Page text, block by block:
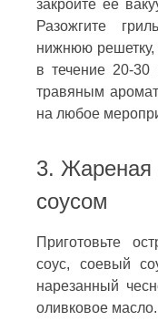
закройте ее
Разожгите
нижнюю решетку,
в течение 20-30
травяным
на любое
3. Жареная
соусом
Приготовьте
соус, соевый
нарезанный
оливковое масло.